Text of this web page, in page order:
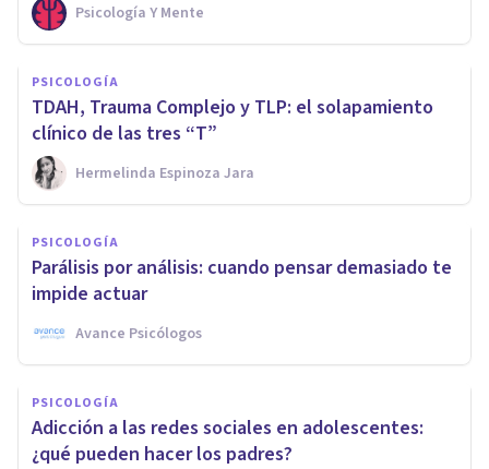
Psicología Y Mente
PSICOLOGÍA
TDAH, Trauma Complejo y TLP: el solapamiento
clínico de las tres “T”
Hermelinda Espinoza Jara
PSICOLOGÍA
Parálisis por análisis: cuando pensar demasiado te
impide actuar
Avance Psicólogos
PSICOLOGÍA
Adicción a las redes sociales en adolescentes:
¿qué pueden hacer los padres?